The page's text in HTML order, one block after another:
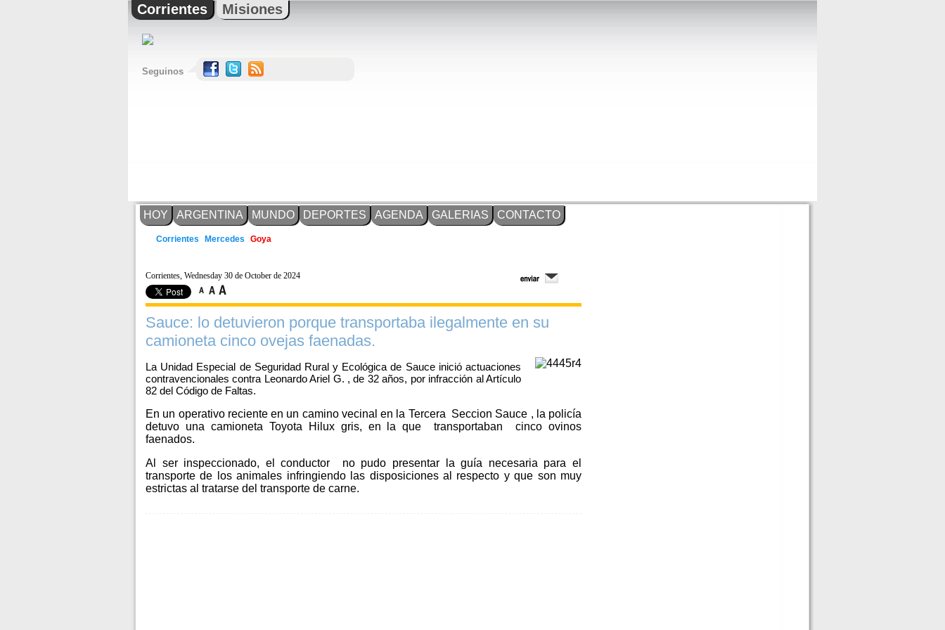
Corrientes Misiones
Seguinos
HOY ARGENTINA MUNDO DEPORTES AGENDA GALERIAS CONTACTO
Corrientes Mercedes Goya
Corrientes, Wednesday 30 de October de 2024
Sauce: lo detuvieron porque transportaba ilegalmente en su
camioneta cinco ovejas faenadas.
La Unidad Especial de Seguridad Rural y Ecológica de Sauce inició actuaciones
contravencionales contra Leonardo Ariel G. , de 32 años, por infracción al Artículo
82 del Código de Faltas.
En un operativo reciente en un camino vecinal en la Tercera Seccion Sauce , la policía
detuvo una camioneta Toyota Hilux gris, en la que transportaban cinco ovinos
faenados.
Al ser inspeccionado, el conductor no pudo presentar la guía necesaria para el
transporte de los animales infringiendo las disposiciones al respecto y que son muy
estrictas al tratarse del transporte de carne.